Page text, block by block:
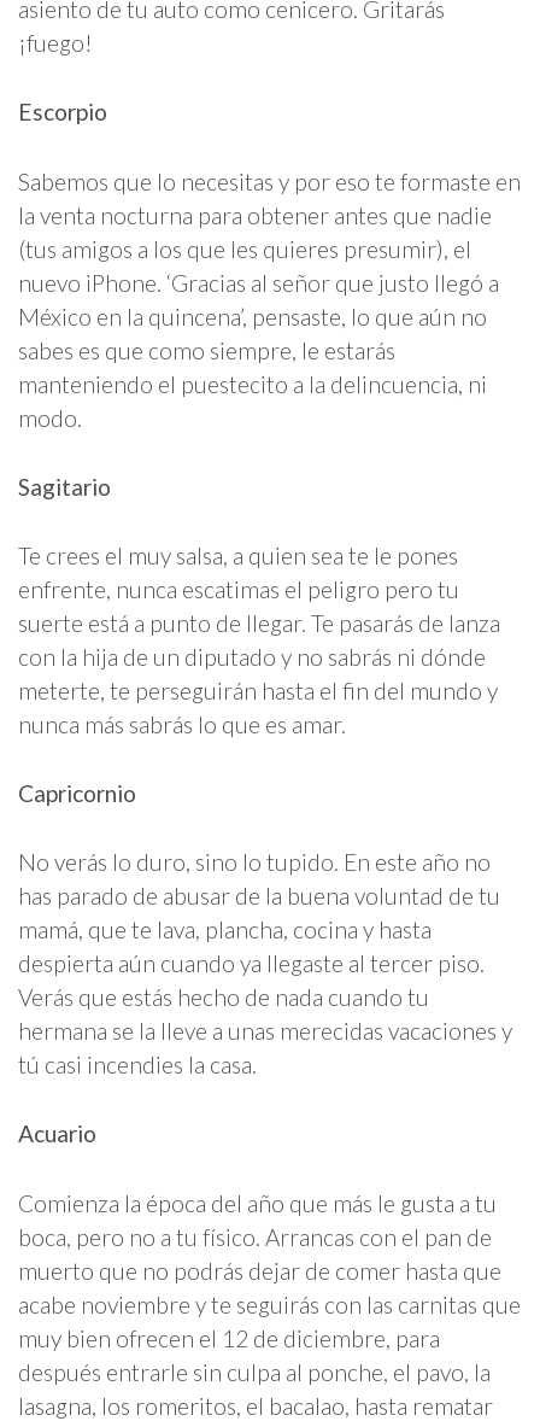
asiento de tu auto como cenicero. Gritarás
¡fuego!
Escorpio
Sabemos que lo necesitas y por eso te formaste en
la venta nocturna para obtener antes que nadie
(tus amigos a los que les quieres presumir), el
nuevo iPhone. ‘Gracias al señor que justo llegó a
México en la quincena’, pensaste, lo que aún no
sabes es que como siempre, le estarás
manteniendo el puestecito a la delincuencia, ni
modo.
Sagitario
Te crees el muy salsa, a quien sea te le pones
enfrente, nunca escatimas el peligro pero tu
suerte está a punto de llegar. Te pasarás de lanza
con la hija de un diputado y no sabrás ni dónde
meterte, te perseguirán hasta el fin del mundo y
nunca más sabrás lo que es amar.
Capricornio
No verás lo duro, sino lo tupido. En este año no
has parado de abusar de la buena voluntad de tu
mamá, que te lava, plancha, cocina y hasta
despierta aún cuando ya llegaste al tercer piso.
Verás que estás hecho de nada cuando tu
hermana se la lleve a unas merecidas vacaciones y
tú casi incendies la casa.
Acuario
Comienza la época del año que más le gusta a tu
boca, pero no a tu físico. Arrancas con el pan de
muerto que no podrás dejar de comer hasta que
acabe noviembre y te seguirás con las carnitas que
muy bien ofrecen el 12 de diciembre, para
después entrarle sin culpa al ponche, el pavo, la
lasagna, los romeritos, el bacalao, hasta rematar